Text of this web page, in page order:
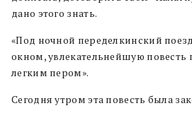
дано этого знать.
«Под ночной переделкинский
окном, увлекательнейшую
легким пером».
Сегодня утром эта повесть была